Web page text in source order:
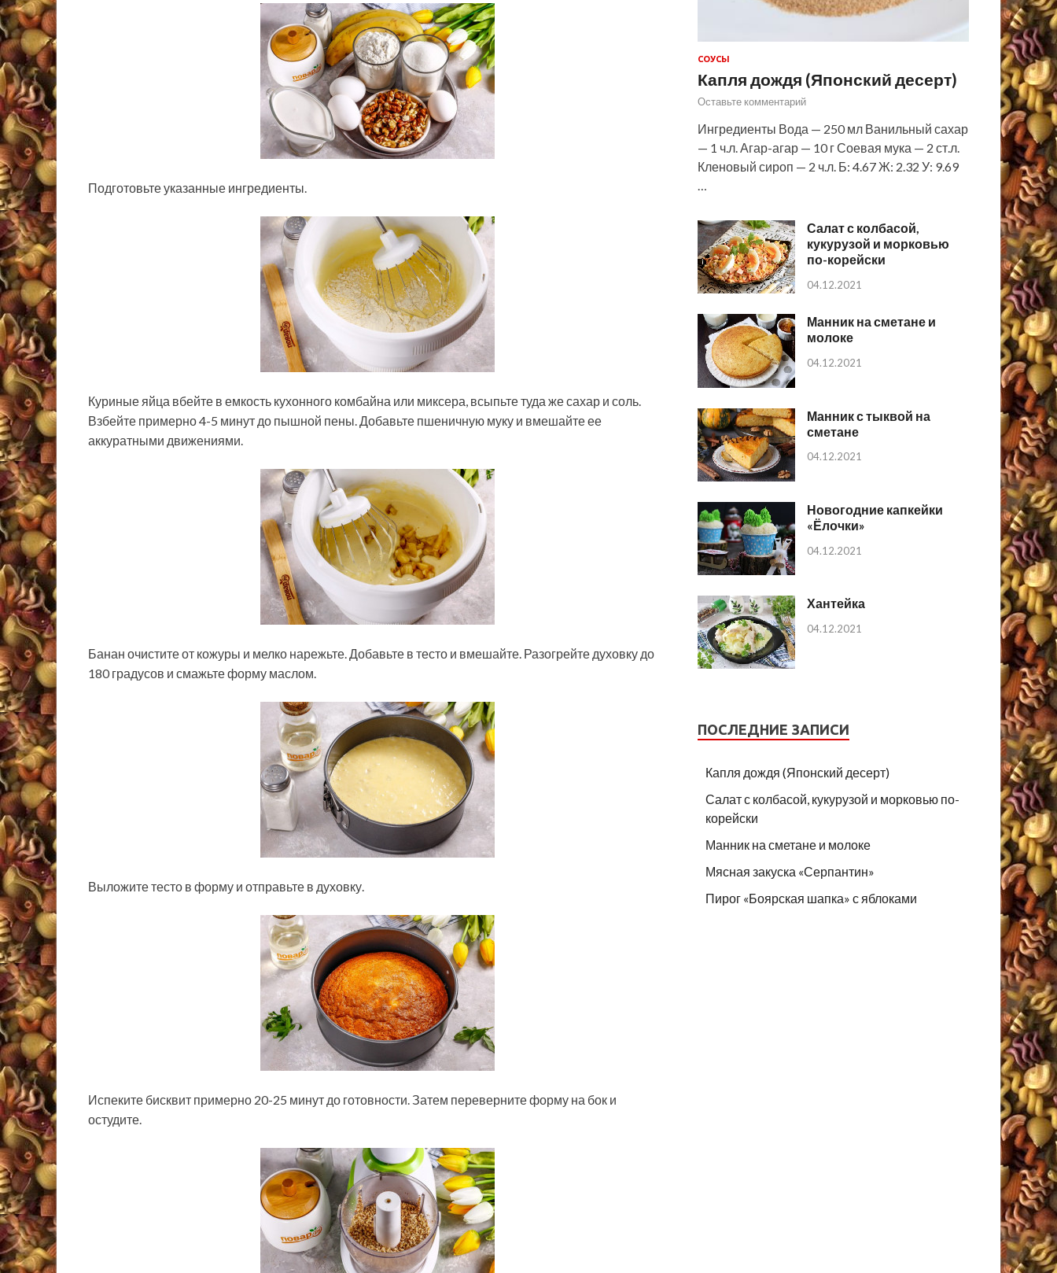
Подготовьте указанные ингредиенты.
Куриные яйца вбейте в емкость кухонного комбайна или миксера, всыпьте туда же сахар и соль.
Взбейте примерно 4-5 минут до пышной пены. Добавьте пшеничную муку и вмешайте ее
аккуратными движениями.
Банан очистите от кожуры и мелко нарежьте. Добавьте в тесто и вмешайте. Разогрейте духовку до
180 градусов и смажьте форму маслом.
Выложите тесто в форму и отправьте в духовку.
Испеките бисквит примерно 20-25 минут до готовности. Затем переверните форму на бок и
остудите.
СОУСЫ
Капля дождя (Японский десерт)
Оставьте комментарий
Ингредиенты Вода — 250 мл Ванильный сахар
— 1 ч.л. Агар-агар — 10 г Соевая мука — 2 ст.л.
Кленовый сироп — 2 ч.л. Б: 4.67 Ж: 2.32 У: 9.69
…
Салат с колбасой,
кукурузой и морковью
по-корейски
04.12.2021
Манник на сметане и
молоке
04.12.2021
Манник с тыквой на
сметане
04.12.2021
Новогодние капкейки
«Ёлочки»
04.12.2021
Хантейка
04.12.2021
ПОСЛЕДНИЕ ЗАПИСИ
Капля дождя (Японский десерт)
Салат с колбасой, кукурузой и морковью по-
корейски
Манник на сметане и молоке
Мясная закуска «Серпантин»
Пирог «Боярская шапка» с яблоками